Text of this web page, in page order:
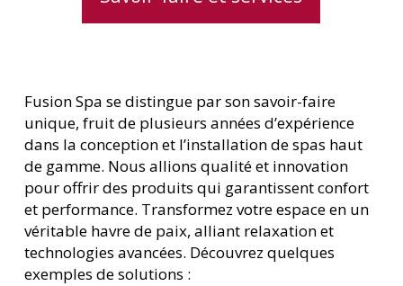
Fusion Spa se distingue par son savoir-faire
unique, fruit de plusieurs années d’expérience
dans la conception et l’installation de spas haut
de gamme. Nous allions qualité et innovation
pour offrir des produits qui garantissent confort
et performance. Transformez votre espace en un
véritable havre de paix, alliant relaxation et
technologies avancées. Découvrez quelques
exemples de solutions :